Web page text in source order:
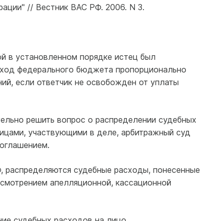
// Вестник ВАС РФ. 2006. N 3.
в установленном порядке истец был
федерального бюджета пропорционально
если ответчик не освобожден от уплаты
решить вопрос о распределении судебных
участвующими в деле, арбитражный суд
судебные расходы, понесенные
апелляционной, кассационной